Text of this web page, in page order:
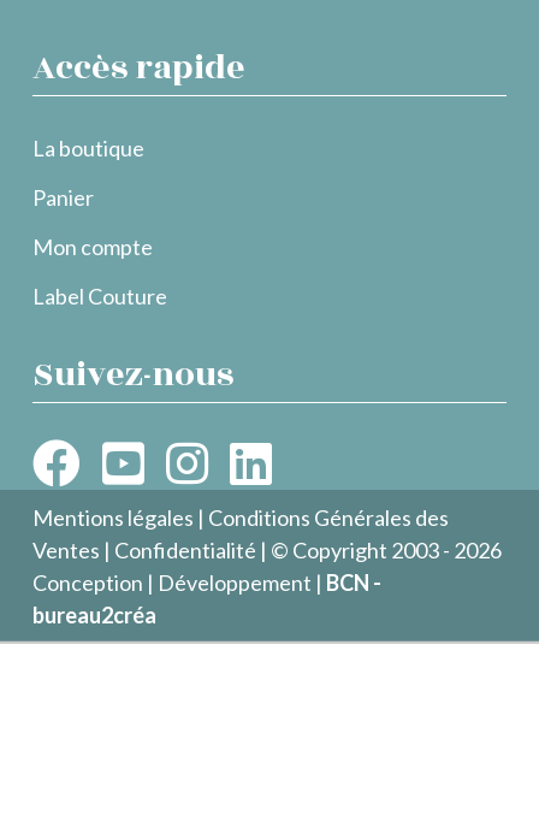
Accès rapide
La boutique
Panier
Mon compte
Label Couture
Suivez-nous
Mentions légales | Conditions Générales des
Ventes | Confidentialité | © Copyright 2003 - 2026
Conception | Développement | BCN -
bureau2créa